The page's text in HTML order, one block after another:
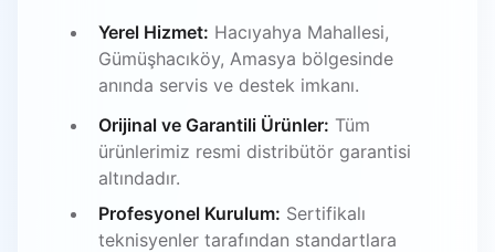
Yerel Hizmet: Hacıyahya Mahallesi,
Gümüşhacıköy, Amasya bölgesinde
anında servis ve destek imkanı.
Orijinal ve Garantili Ürünler: Tüm
ürünlerimiz resmi distribütör garantisi
altındadır.
Profesyonel Kurulum: Sertifikalı
teknisyenler tarafından standartlara